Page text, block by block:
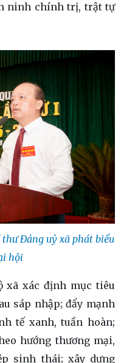
ninh chính trị, trật tự
Đảng uỷ xã phát biểu
hội
xã xác định mục tiêu
sáp nhập; đẩy mạnh
tế xanh, tuần hoàn;
hướng thương mại,
sinh thái; xây dựng